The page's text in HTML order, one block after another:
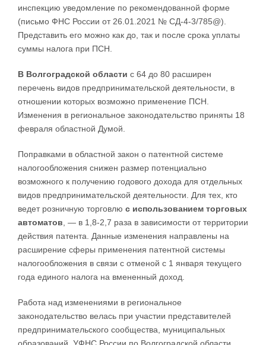
инспекцию уведомление по рекомендованной форме
(письмо ФНС России от 26.01.2021 № СД-4-3/785@).
Представить его можно как до, так и после срока уплаты
суммы налога при ПСН.
В Волгоградской области с 64 до 80 расширен
перечень видов предпринимательской деятельности, в
отношении которых возможно применение ПСН.
Изменения в региональное законодательство приняты 18
февраля областной Думой.
Поправками в областной закон о патентной системе
налогообложения снижен размер потенциально
возможного к получению годового дохода для отдельных
видов предпринимательской деятельности. Для тех, кто
ведет розничную торговлю с использованием торговых
автоматов, — в 1,8-2,7 раза в зависимости от территории
действия патента. Данные изменения направлены на
расширение сферы применения патентной системы
налогообложения в связи с отменой с 1 января текущего
года единого налога на вмененный доход.
Работа над изменениями в региональное
законодательство велась при участии представителей
предпринимательского сообщества, муниципальных